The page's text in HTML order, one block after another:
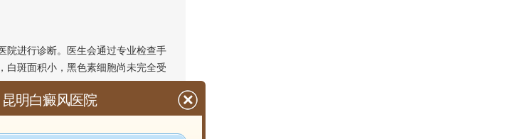
进行诊断。医生会通过专业检查手
白斑面积小，黑色素细胞尚未完全受
昆明白癜风医院